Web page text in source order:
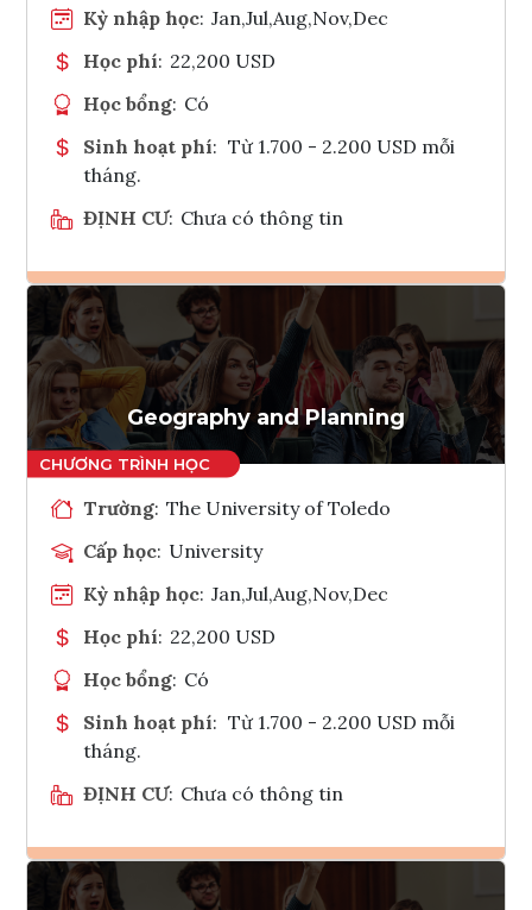
Kỳ nhập học: Jan,Jul,Aug,Nov,Dec
Học phí: 22,200 USD
Học bổng: Có
Sinh hoạt phí: Từ 1.700 - 2.200 USD mỗi
tháng.
ĐỊNH CƯ: Chưa có thông tin
Ghi danh
Tham vấn Interlink
Geography and Planning
Trường: The University of Toledo
Cấp học: University
Kỳ nhập học: Jan,Jul,Aug,Nov,Dec
Học phí: 22,200 USD
Học bổng: Có
Sinh hoạt phí: Từ 1.700 - 2.200 USD mỗi
tháng.
ĐỊNH CƯ: Chưa có thông tin
Ghi danh